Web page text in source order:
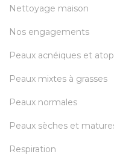
Nettoyage maison
Nos engagements
Peaux acnéiques et
Peaux mixtes à grasses
Peaux normales
Peaux sèches et
Respiration